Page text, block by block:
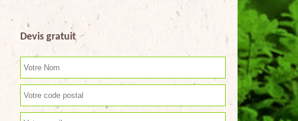
Devis gratuit